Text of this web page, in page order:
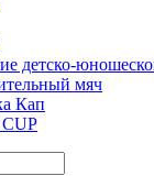
детско-
мяч
Кап